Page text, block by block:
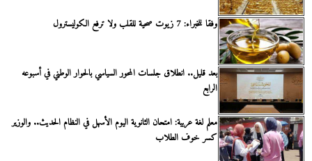
وفقا للخبراء: 7 زيوت صحية للقلب ولا ترفع الكوليسترول
بعد قليل.. انطلاق جلسات المحور السياسي بالحوار الوطني في أسبوعه
الرابع
معلم لغة عربية: امتحان الثانوية اليوم الأسهل في النظام الحديث.. والوزير
كسر خوف الطلاب